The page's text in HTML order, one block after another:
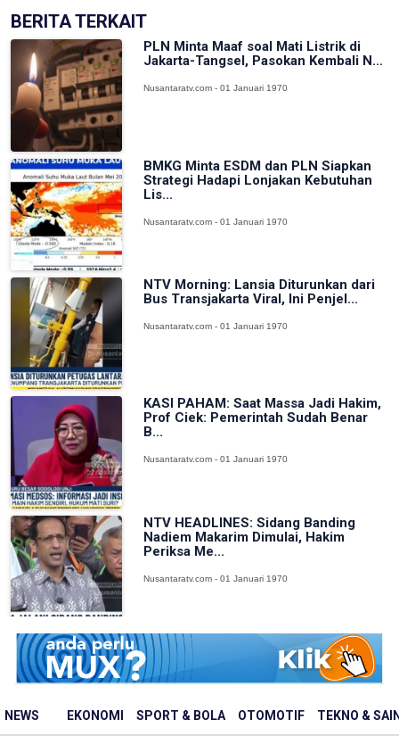
NEWS EKONOMI SPORT & BOLA OTOMOTIF TEKNO &
BERITA TERKAIT
PLN Minta Maaf soal Mati Listrik di
Jakarta-Tangsel, Pasokan Kembali N...
Nusantaratv.com - 01 Januari 1970
BMKG Minta ESDM dan PLN Siapkan
Strategi Hadapi Lonjakan Kebutuhan
Lis...
Nusantaratv.com - 01 Januari 1970
NTV Morning: Lansia Diturunkan dari
Bus Transjakarta Viral, Ini Penjel...
Nusantaratv.com - 01 Januari 1970
KASI PAHAM: Saat Massa Jadi Hakim,
Prof Ciek: Pemerintah Sudah Benar
B...
Nusantaratv.com - 01 Januari 1970
NTV HEADLINES: Sidang Banding
Nadiem Makarim Dimulai, Hakim
Periksa Me...
Nusantaratv.com - 01 Januari 1970